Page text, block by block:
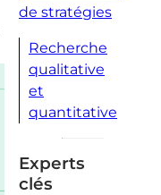
de stratégies
Recherche
qualitative
et
quantitative
Experts
clés